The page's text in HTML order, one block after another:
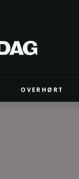
OVERHØRT